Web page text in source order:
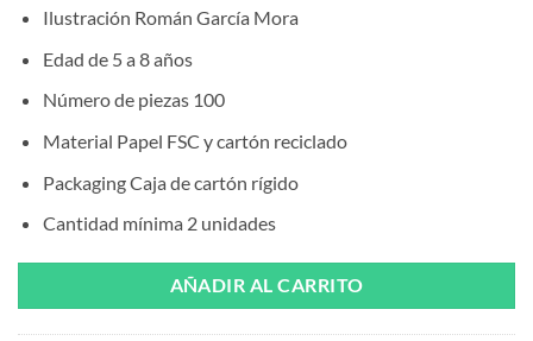
Ilustración Román García Mora
Edad de 5 a 8 años
Número de piezas 100
Material Papel FSC y cartón reciclado
PackagingCaja de cartón rígido
Cantidad mínima 2 unidades
AÑADIR AL CARRITO